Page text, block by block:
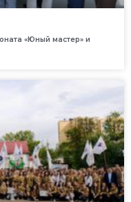
«Юный мастер» и